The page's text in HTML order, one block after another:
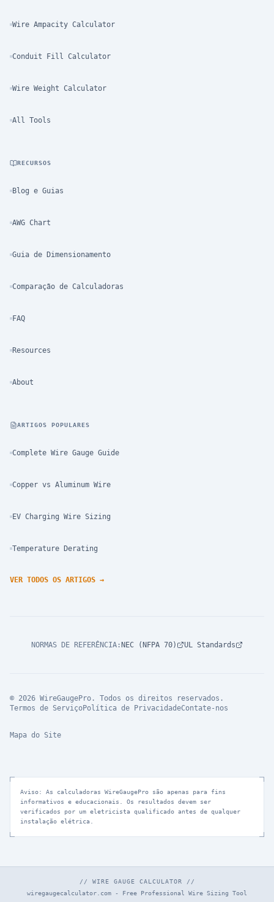
Wire Ampacity Calculator
Conduit Fill Calculator
Wire Weight Calculator
All Tools
RECURSOS
Blog e Guias
AWG Chart
Guia de Dimensionamento
Comparação de Calculadoras
FAQ
Resources
About
ARTIGOS POPULARES
Complete Wire Gauge Guide
Copper vs Aluminum Wire
EV Charging Wire Sizing
Temperature Derating
VER TODOS OS ARTIGOS →
NORMAS DE REFERÊNCIA : NEC (NFPA 70) UL Standards
© 2026 WireGaugePro. Todos os direitos reservados.
Termos de ServiçoPolítica de PrivacidadeContate-nos
Mapa do Site
Aviso: As calculadoras WireGaugePro são apenas para fins
informativos e educacionais. Os resultados devem ser
verificados por um eletricista qualificado antes de qualquer
instalação elétrica.
// WIRE GAUGE CALCULATOR //
wiregaugecalculator.com - Free Professional Wire Sizing Tool